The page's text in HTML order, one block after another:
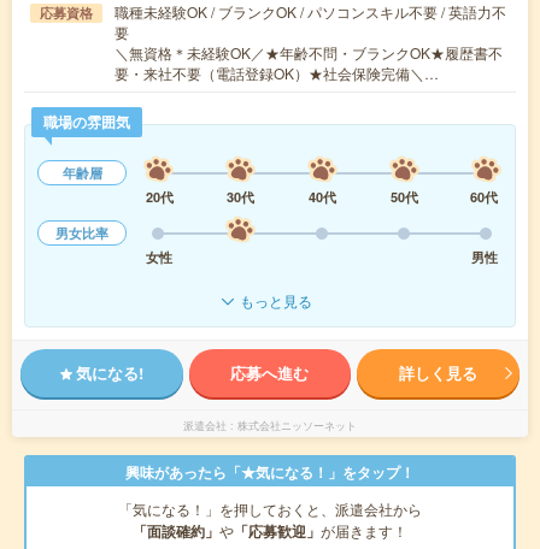
応募資格
職種未経験OK / ブランクOK / パソコンスキル不要 / 英語力不
要
＼無資格＊未経験OK／★年齢不問・ブランクOK★履歴書不
要・来社不要（電話登録OK）★社会保険完備＼…
職場の雰囲気
年齢層
20代
30代 40代 50代
60代
男女比率
女性
男性
もっと見る
気になる! 応募へ進む 詳しく見る
派遣会社 株式会社ニッソーネット
興味があったら「★気になる！」をタップ！
「気になる！」を押しておくと、派遣会社から
「面談確約」 や 「応募歓迎」 が届きます！